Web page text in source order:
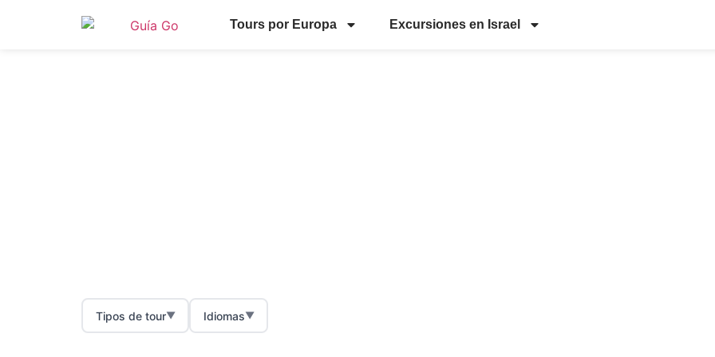
Tours por Europa Excursiones en Israel
Tipos de tour▼ Idiomas▼